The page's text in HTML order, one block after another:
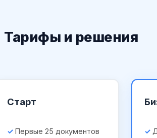
Тарифы и решения
Старт
Первые 25 документов